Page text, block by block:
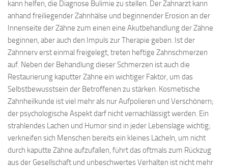
kann helfen, die Diagnose Bulimie zu stellen. Der Zahnarzt kann
anhand freiliegender Zahnhälse und beginnender Erosion an der
Innenseite der Zähne zum einen eine Akutbehandlung der Zähne
beginnen, aber auch den Impuls zur Therapie geben. Ist der
Zahnnerv erst einmal freigelegt, treten heftige Zahnschmerzen
auf. Neben der Behandlung dieser Schmerzen ist auch die
Restaurierung kaputter Zähne ein wichtiger Faktor, um das
Selbstbewusstsein der Betroffenen zu stärken. Kosmetische
Zahnheilkunde ist viel mehr als nur Aufpolieren und Verschönern;
der psychologische Aspekt darf nicht vernachlässigt werden. Ein
strahlendes Lachen und Humor sind in jeder Lebenslage wichtig;
verkneifen sich Menschen bereits ein kleines Lächeln, um nicht
durch kaputte Zähne aufzufallen, führt das oftmals zum Rückzug
aus der Gesellschaft und unbeschwertes Verhalten ist nicht mehr